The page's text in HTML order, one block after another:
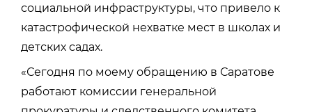
социальной инфраструктуры, что привело к
катастрофической нехватке мест в школах и
детских садах.
«Сегодня по моему обращению в Саратове
работают комиссии генеральной